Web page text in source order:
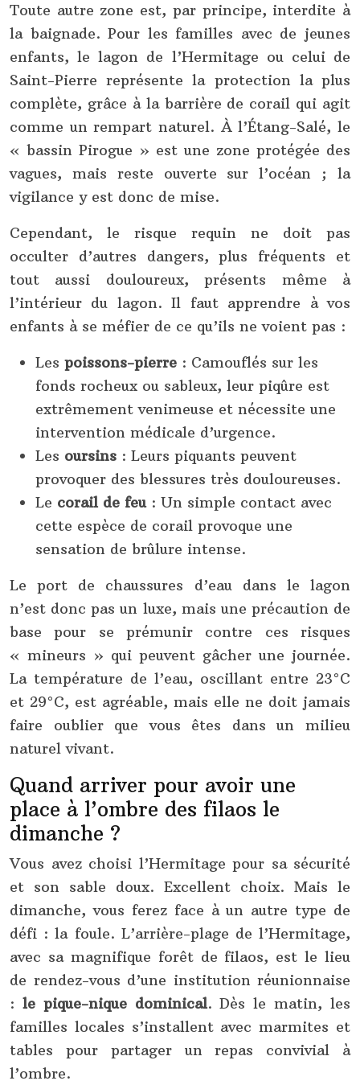
Toute autre zone est, par principe, interdite à
la baignade. Pour les familles avec de jeunes
enfants, le lagon de l’Hermitage ou celui de
Saint-Pierre représente la protection la plus
complète, grâce à la barrière de corail qui agit
comme un rempart naturel. À l’Étang-Salé, le
« bassin Pirogue » est une zone protégée des
vagues, mais reste ouverte sur l’océan ; la
vigilance y est donc de mise.
Cependant, le risque requin ne doit pas
occulter d’autres dangers, plus fréquents et
tout aussi douloureux, présents même à
l’intérieur du lagon. Il faut apprendre à vos
enfants à se méfier de ce qu’ils ne voient pas :
Les poissons-pierre : Camouflés sur les
fonds rocheux ou sableux, leur piqûre est
extrêmement venimeuse et nécessite une
intervention médicale d’urgence.
Les oursins : Leurs piquants peuvent
provoquer des blessures très douloureuses.
Le corail de feu: Un simple contact avec
cette espèce de corail provoque une
sensation de brûlure intense.
Le port de chaussures d’eau dans le lagon
n’est donc pas un luxe, mais une précaution de
base pour se prémunir contre ces risques
« mineurs » qui peuvent gâcher une journée.
La température de l’eau, oscillant entre 23°C
et 29°C, est agréable, mais elle ne doit jamais
faire oublier que vous êtes dans un milieu
naturel vivant.
Quand arriver pour avoir une
place à l’ombre des filaos le
dimanche ?
Vous avez choisi l’Hermitage pour sa sécurité
et son sable doux. Excellent choix. Mais le
dimanche, vous ferez face à un autre type de
défi : la foule. L’arrière-plage de l’Hermitage,
avec sa magnifique forêt de filaos, est le lieu
de rendez-vous d’une institution réunionnaise
: le pique-nique dominical. Dès le matin, les
familles locales s’installent avec marmites et
tables pour partager un repas convivial à
l’ombre.